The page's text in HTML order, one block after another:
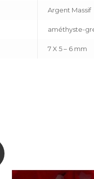
Argent Massif
améthyste-
7 X 5 – 6 mm